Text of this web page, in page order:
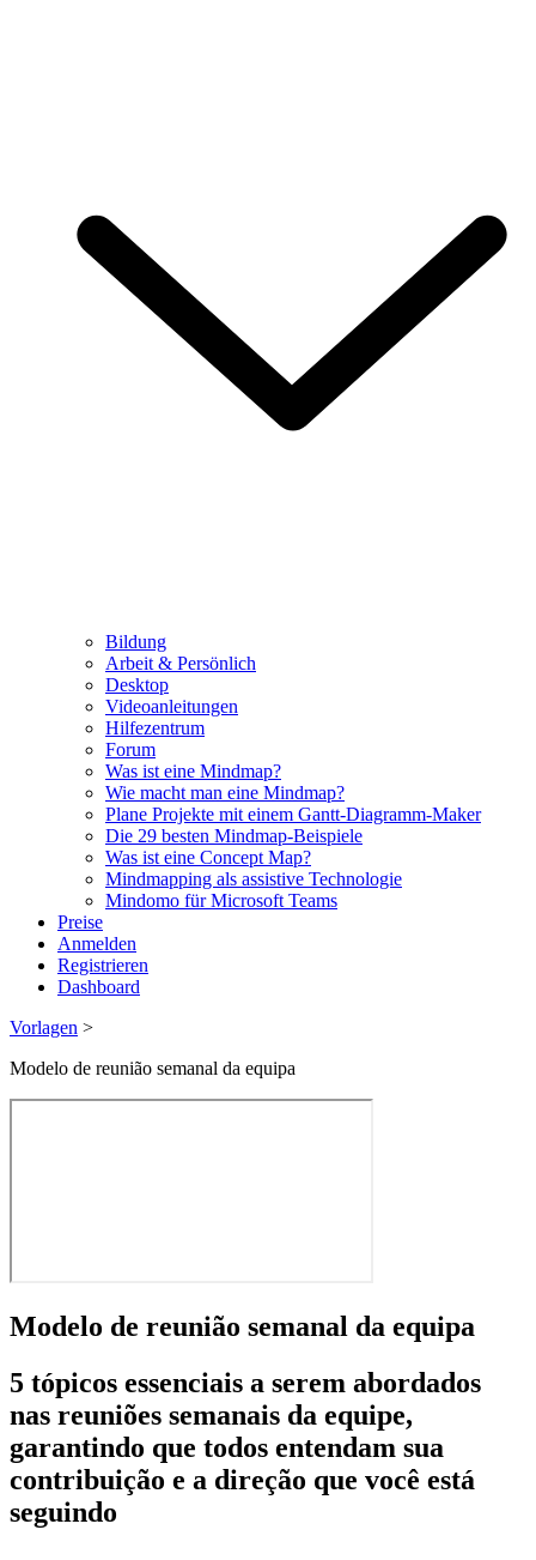
Bildung
Arbeit & Persönlich
Desktop
Videoanleitungen
Hilfezentrum
Forum
Was ist eine Mindmap?
Wie macht man eine Mindmap?
Plane Projekte mit einem Gantt-Diagramm-Maker
Die 29 besten Mindmap-Beispiele
Was ist eine Concept Map?
Mindmapping als assistive Technologie
Mindomo für Microsoft Teams
Preise
Anmelden
Registrieren
Dashboard
Vorlagen >
Modelo de reunião semanal da equipa
Modelo de reunião semanal da equipa
5 tópicos essenciais a serem abordados
nas reuniões semanais da equipe,
garantindo que todos entendam sua
contribuição e a direção que você está
seguindo